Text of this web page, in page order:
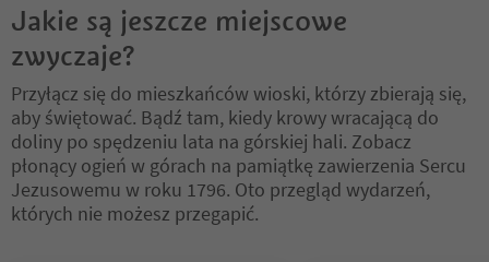
a festival to celebrate
return of the animals.
- Parade starts in
p.m. - (Liener Stall,
facilities, Haus Sexten)
- Performance by the
band in the Haus
Jakie są jeszcze miejscowe
zwyczaje?
Przyłącz się do mieszkańców wioski, którzy zbierają się,
aby świętować. Bądź tam, kiedy krowy wracającą do
doliny po spędzeniu lata na górskiej hali. Zobacz
płonący ogień w górach na pamiątkę zawierzenia Sercu
Jezusowemu w roku 1796. Oto przegląd wydarzeń,
których nie możesz przegapić.